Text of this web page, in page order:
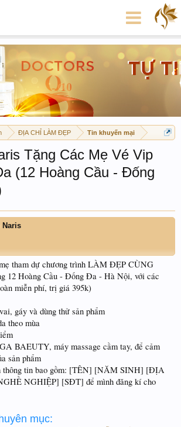
ĐỊA CHỈ LÀM ĐẸP Tin khuyến mại
Tặng Các Mẹ Vé Vip
(12 Hoàng Cầu - Đống
Naris
tham dự chương trình LÀM ĐẸP CÙNG
12 Hoàng Cầu - Đống Đa - Hà Nội, với các
miễn phí, trị giá 395k)
gáy và dùng thử sản phẩm
theo mùa
BAEUTY, máy massage cầm tay, để cảm
sản phẩm
thông tin bao gồm: [TÊN] [NĂM SINH] [ĐỊA
NGHIỆP] [SĐT] để mình đăng kí cho
mục: